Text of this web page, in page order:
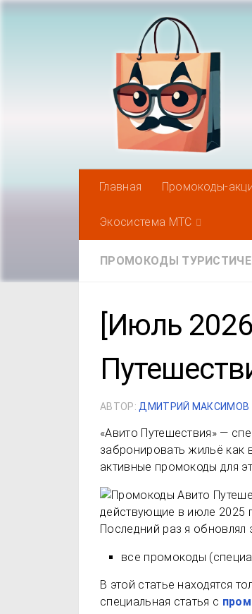
Главная Промокоды-
Экосистема МТС
ПРОМОКОДЫ
[Июль
АВТОР: ДМИТРИЙ МАКСИМОВ
«Авито Путешествия» —
забронировать жильё как
активные промокоды для
Последний раз я обновлял
все промокоды
В этой статье находятся
специальная статья с